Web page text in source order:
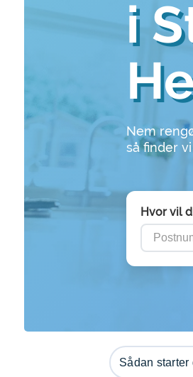
i
Nem
så finder
Hvor vil
Sådan starter